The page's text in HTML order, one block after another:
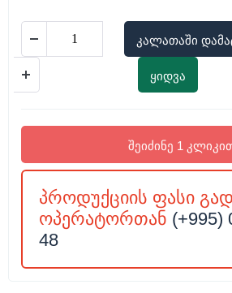
კალათაში
ყიდვა
შეიძინე 1
პროდუქციის ფასი
ოპერატორთან (+995)
48